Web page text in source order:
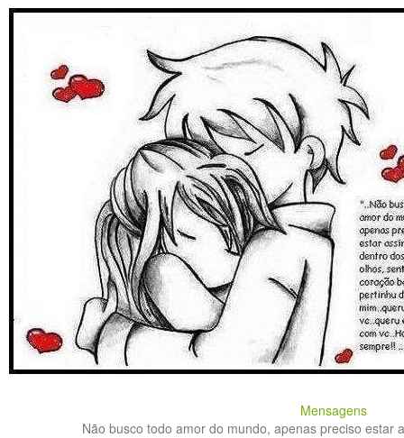
Mensagens
Não busco todo amor do mundo, apenas preciso estar